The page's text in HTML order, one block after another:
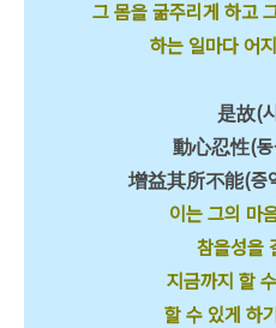
그 몸을 굶주리게 하고
하는 일마다 어
是故(
動心忍性(동
增益其所不能(증
이는 그의 마
참을성을
지금까지 할
할 수 있게 하